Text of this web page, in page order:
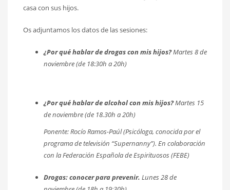
casa con sus hijos.
Os adjuntamos los datos de las sesiones:
¿Por qué hablar de drogas con mis hijos?Martes 8 de
noviembre (de 18:30h a 20h)
¿Por qué hablar de alcohol con mis hijos?Martes 15
de noviembre (de 18.30h a 20h)
Ponente: Rocío Ramos-Paúl (Psicóloga, conocida por el
programa de televisión “Supernanny”). En colaboración
con la Federación Española de Espirituosos (FEBE)
Drogas: conocer para prevenir. Lunes 28 de